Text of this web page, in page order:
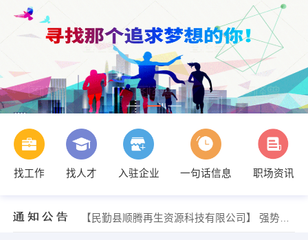
找工作 找人才 入驻企业 一句话信息 职场资讯
【民勤县顺腾再生资源科技有限公司】 强势入驻